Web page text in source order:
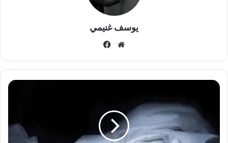
يوسف غنيمي
موقع
مصرع
الكهرباء
بمنزله
فى